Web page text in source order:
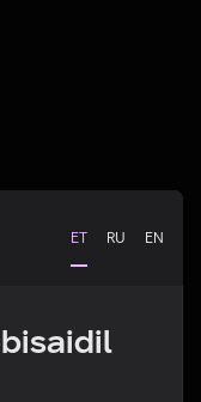
ET RU EN